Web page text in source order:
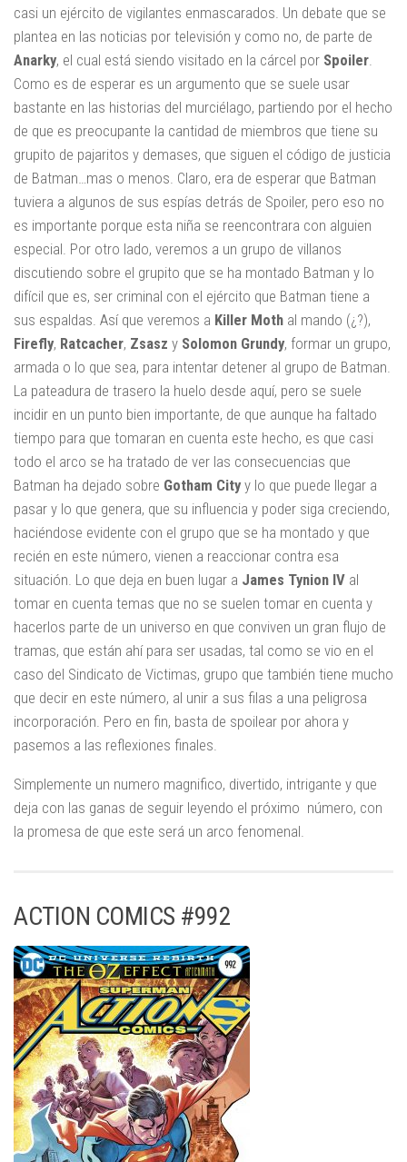
casi un ejército de vigilantes enmascarados. Un debate que se
plantea en las noticias por televisión y como no, de parte de
Anarky, el cual está siendo visitado en la cárcel por Spoiler
Como es de esperar es un argumento que se suele usar
bastante en las historias del murciélago, partiendo por el hecho
de que es preocupante la cantidad de miembros que tiene su
grupito de pajaritos y demases, que siguen el código de justicia
de Batman…mas o menos. Claro, era de esperar que Batman
tuviera a algunos de sus espías detrás de Spoiler, pero eso no
es importante porque esta niña se reencontrara con alguien
especial. Por otro lado, veremos a un grupo de villanos
discutiendo sobre el grupito que se ha montado Batman y lo
difícil que es, ser criminal con el ejército que Batman tiene a
sus espaldas. Así que veremos a Killer Moth al mando (¿?),
Firefly, Ratcacher, Zsasz y Solomon Grundy, formar un grupo,
armada o lo que sea, para intentar detener al grupo de Batman.
La pateadura de trasero la huelo desde aquí, pero se suele
incidir en un punto bien importante, de que aunque ha faltado
tiempo para que tomaran en cuenta este hecho, es que casi
todo el arco se ha tratado de ver las consecuencias que
Batman ha dejado sobre Gotham City y lo que puede llegar a
pasar y lo que genera, que su influencia y poder siga creciendo,
haciéndose evidente con el grupo que se ha montado y que
recién en este número, vienen a reaccionar contra esa
situación. Lo que deja en buen lugar a James Tynion IV al
tomar en cuenta temas que no se suelen tomar en cuenta y
hacerlos parte de un universo en que conviven un gran flujo de
tramas, que están ahí para ser usadas, tal como se vio en el
caso del Sindicato de Victimas, grupo que también tiene mucho
que decir en este número, al unir a sus filas a una peligrosa
incorporación. Pero en fin, basta de spoilear por ahora y
pasemos a las reflexiones finales.
Simplemente un numero magnifico, divertido, intrigante y que
deja con las ganas de seguir leyendo el próximo número, con
la promesa de que este será un arco fenomenal.
ACTION COMICS #992